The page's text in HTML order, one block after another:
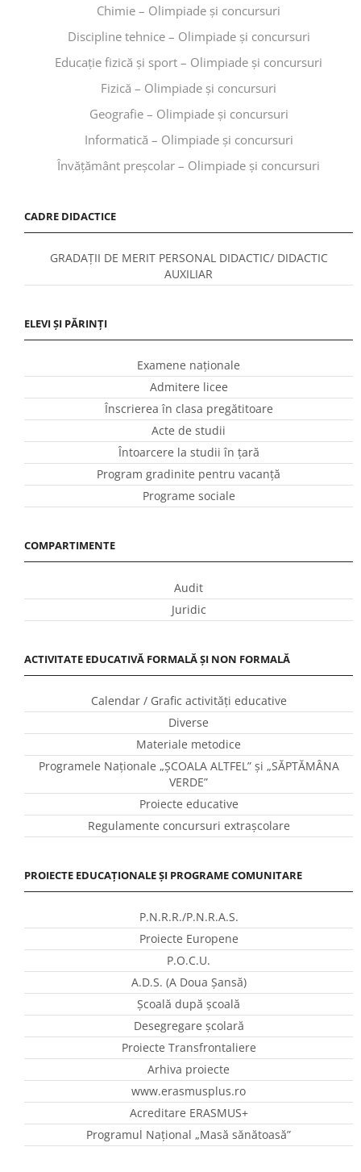
Chimie – Olimpiade și concursuri
Discipline tehnice – Olimpiade și concursuri
Educaţie fizică şi sport – Olimpiade și concursuri
Fizică – Olimpiade și concursuri
Geografie – Olimpiade și concursuri
Informatică – Olimpiade și concursuri
Învăţământ preşcolar – Olimpiade și concursuri
CADRE DIDACTICE
GRADAȚII DE MERIT PERSONAL DIDACTIC/ DIDACTIC
AUXILIAR
ELEVI ȘI PĂRINȚI
Examene naționale
Admitere licee
Înscrierea în clasa pregătitoare
Acte de studii
Întoarcere la studii în ţară
Program gradinite pentru vacanţă
Programe sociale
COMPARTIMENTE
Audit
Juridic
ACTIVITATE EDUCATIVĂ FORMALĂ ȘI NON FORMALĂ
Calendar / Grafic activităţi educative
Diverse
Materiale metodice
Programele Naţionale „ŞCOALA ALTFEL” și „SĂPTĂMÂNA
VERDE”
Proiecte educative
Regulamente concursuri extraşcolare
PROIECTE EDUCAȚIONALE ȘI PROGRAME COMUNITARE
P.N.R.R./P.N.R.A.S.
Proiecte Europene
P.O.C.U.
A.D.S. (A Doua Șansă)
Școală după școală
Desegregare școlară
Proiecte Transfrontaliere
Arhiva proiecte
www.erasmusplus.ro
Acreditare ERASMUS+
Programul Național „Masă sănătoasă”